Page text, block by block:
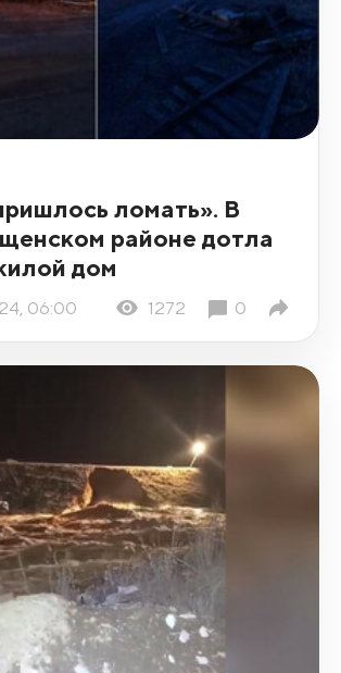
ломать». В
районе дотла
дом
06:00 1272 0